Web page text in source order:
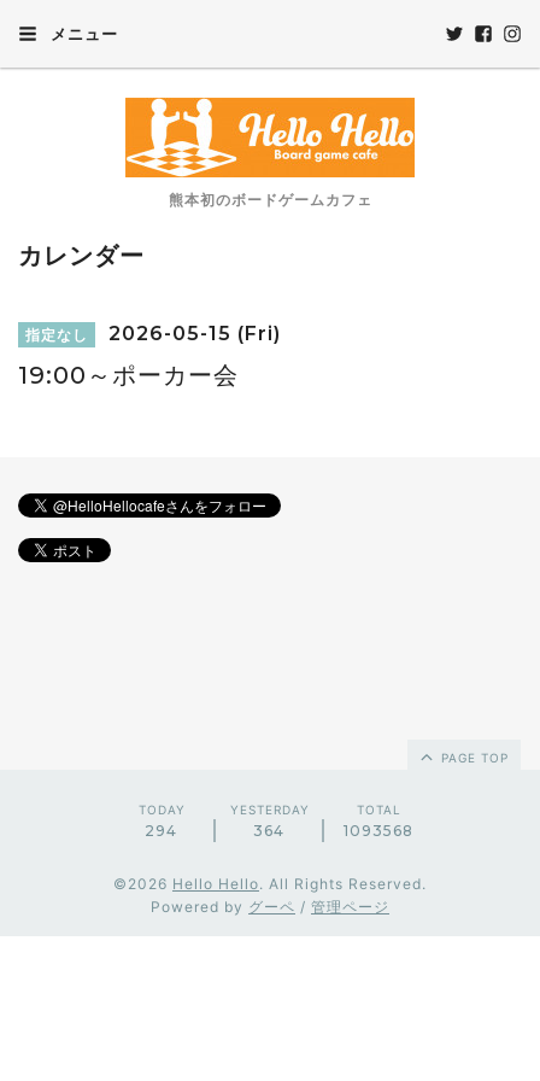
メニュー
熊本初のボードゲームカフェ
カレンダー
指定なし 2026-05-15 (Fri)
19:00～ポーカー会
PAGE TOP
TODAY
294
YESTERDAY
364
TOTAL
1093568
©2026 Hello Hello. All Rights Reserved.
Powered by グーペ / 管理ページ